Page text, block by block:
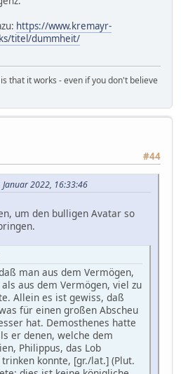
https://www.kremayr-
titel/dummheit/
that it works - even if you don't believe
#44
2022, 16:33:46
um den bulligen Avatar so
man aus dem Vermögen,
aus dem Vermögen, viel zu
Allein es ist gewiss, daß
für einen großen Abscheu
hat. Demosthenes hatte
er denen, welche dem
Philippus, das Lob
konnte, [gr./lat.] (Plut.